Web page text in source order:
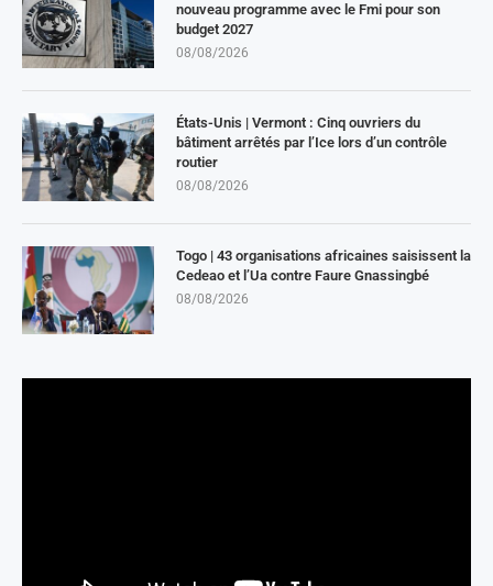
nouveau programme avec le Fmi pour son
budget 2027
08/08/2026
États-Unis | Vermont : Cinq ouvriers du
bâtiment arrêtés par l’Ice lors d’un contrôle
routier
08/08/2026
Togo | 43 organisations africaines saisissent la
Cedeao et l’Ua contre Faure Gnassingbé
08/08/2026